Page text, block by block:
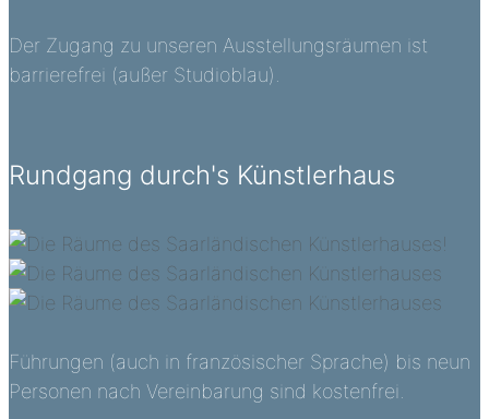
Der Zugang zu unseren Ausstellungsräumen ist
barrierefrei (außer Studioblau).
Rundgang durch's Künstlerhaus
Führungen (auch in französischer Sprache) bis neun
Personen nach Vereinbarung sind kostenfrei.